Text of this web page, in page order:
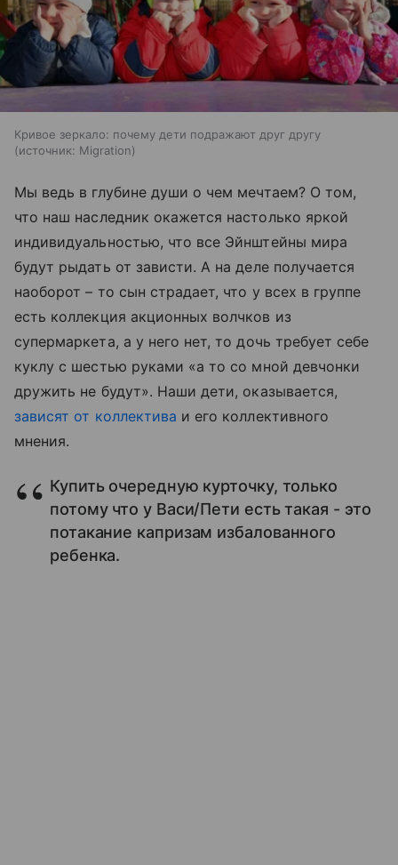
Кривое зеркало: почему дети подражают друг другу
источник: Migration
Мы ведь в глубине души о чем мечтаем? О том,
что наш наследник окажется настолько яркой
индивидуальностью, что все Эйнштейны мира
будут рыдать от зависти. А на деле получается
наоборот – то сын страдает, что у всех в группе
есть коллекция акционных волчков из
супермаркета, а у него нет, то дочь требует себе
куклу с шестью руками «а то со мной девчонки
дружить не будут». Наши дети, оказывается,
зависят от коллектива и его коллективного
мнения.
Купить очередную курточку, только
потому что у Васи/Пети есть такая - это
потакание капризам избалованного
ребенка.